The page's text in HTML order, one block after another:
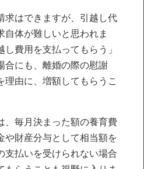
求はできますが、引越し代
体が難しいと思われま
費用を支払ってもらう」
合にも、離婚の際の慰謝
由に、増額してもらうこ
、毎月決まった額の養育費
や財産分与として相当額を
支払いを受けられない場合